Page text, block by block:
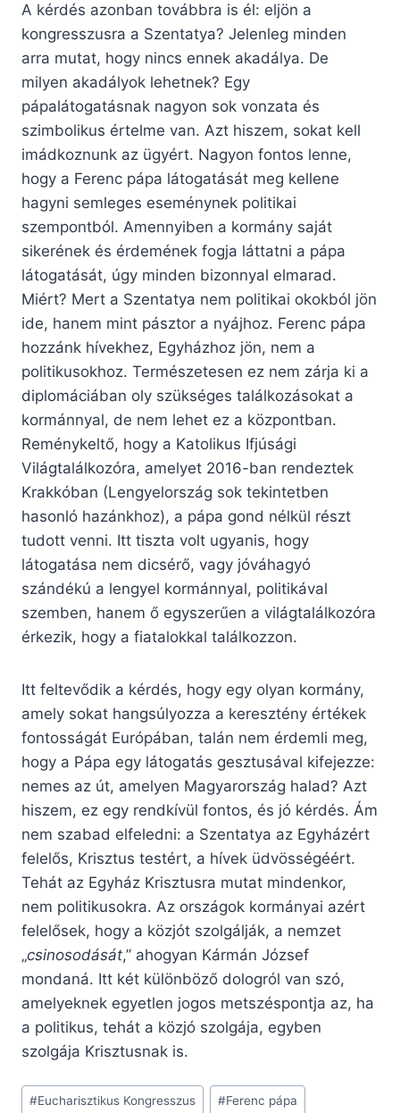
A kérdés azonban továbbra is él: eljön a
kongresszusra a Szentatya? Jelenleg minden
arra mutat, hogy nincs ennek akadálya. De
milyen akadályok lehetnek? Egy
pápalátogatásnak nagyon sok vonzata és
szimbolikus értelme van. Azt hiszem, sokat kell
imádkoznunk az ügyért. Nagyon fontos lenne,
hogy a Ferenc pápa látogatását meg kellene
hagyni semleges eseménynek politikai
szempontból. Amennyiben a kormány saját
sikerének és érdemének fogja láttatni a pápa
látogatását, úgy minden bizonnyal elmarad.
Miért? Mert a Szentatya nem politikai okokból jön
ide, hanem mint pásztor a nyájhoz. Ferenc pápa
hozzánk hívekhez, Egyházhoz jön, nem a
politikusokhoz. Természetesen ez nem zárja ki a
diplomáciában oly szükséges találkozásokat a
kormánnyal, de nem lehet ez a központban.
Reménykeltő, hogy a Katolikus Ifjúsági
Világtalálkozóra, amelyet 2016-ban rendeztek
Krakkóban (Lengyelország sok tekintetben
hasonló hazánkhoz), a pápa gond nélkül részt
tudott venni. Itt tiszta volt ugyanis, hogy
látogatása nem dicsérő, vagy jóváhagyó
szándékú a lengyel kormánnyal, politikával
szemben, hanem ő egyszerűen a világtalálkozóra
érkezik, hogy a fiatalokkal találkozzon.
Itt feltevődik a kérdés, hogy egy olyan kormány,
amely sokat hangsúlyozza a keresztény értékek
fontosságát Európában, talán nem érdemli meg,
hogy a Pápa egy látogatás gesztusával kifejezze:
nemes az út, amelyen Magyarország halad? Azt
hiszem, ez egy rendkívül fontos, és jó kérdés. Ám
nem szabad elfeledni: a Szentatya az Egyházért
felelős, Krisztus testért, a hívek üdvösségéért.
Tehát az Egyház Krisztusra mutat mindenkor,
nem politikusokra. Az országok kormányai azért
felelősek, hogy a közjót szolgálják, a nemzet
„csinosodását,” ahogyan Kármán József
mondaná. Itt két különböző dologról van szó,
amelyeknek egyetlen jogos metszéspontja az, ha
a politikus, tehát a közjó szolgája, egyben
szolgája Krisztusnak is.
Post
#Eucharisztikus Kongresszus #Ferenc pápa